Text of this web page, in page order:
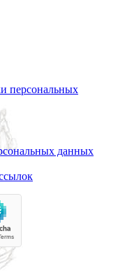
персональных
данных